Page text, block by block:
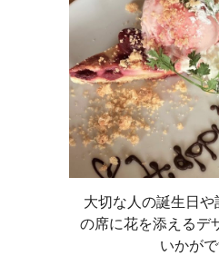
大切な人の誕生日
の席に花を添えるデ
いかが